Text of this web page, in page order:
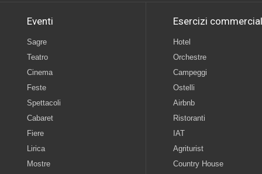
Eventi
Sagre
Teatro
Cinema
Feste
Spettacoli
Cabaret
Fiere
Lirica
Mostre
Esercizi
Hotel
Orchestre
Campeggi
Ostelli
Airbnb
Ristoranti
IAT
Agriturist
Country House